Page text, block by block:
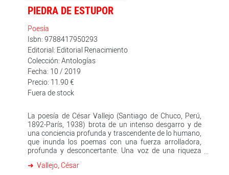
PIEDRA DE ESTUPOR
Poesía
Isbn: 9788417950293
Editorial: Editorial Renacimiento
Colección: Antologías
Fecha: 10 / 2019
Precio: 11.90 €
Fuera de stock
La poesía de César Vallejo (Santiago de Chuco, Perú,
1892-París, 1938) brota de un intenso desgarro y de
una conciencia profunda y trascendente de lo humano,
que inunda los poemas con una fuerza arrolladora,
profunda y desconcertante. Una voz de una riqueza
modas, estilos y escuelas. Un lenguaje de inaudita
Vallejo, César